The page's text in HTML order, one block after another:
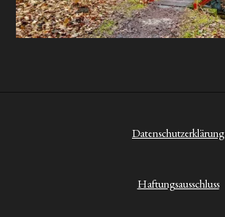
Datenschutzerklärung
Haftungsausschluss